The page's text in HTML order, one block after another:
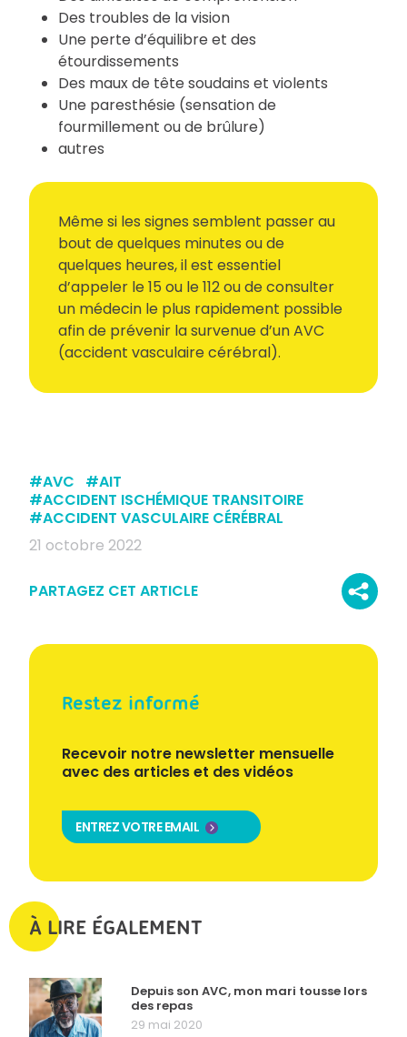
Restez informé
Recevoir notre newsletter mensuelle
avec des articles et des vidéos
ENTREZ VOTRE EMAIL
À LIRE ÉGALEMENT
Depuis son AVC, mon mari tousse lors
des repas
29 mai 2020
Des troubles de la vision
Une perte d’équilibre et des
étourdissements
Des maux de tête soudains et violents
Une paresthésie (sensation de
fourmillement ou de brûlure)
autres
Même si les signes semblent passer au
bout de quelques minutes ou de
quelques heures, il est essentiel
d’appeler le 15 ou le 112 ou de consulter
un médecin le plus rapidement possible
afin de prévenir la survenue d’un AVC
(accident vasculaire cérébral).
#AVC #AIT
#ACCIDENT ISCHÉMIQUE TRANSITOIRE
#ACCIDENT VASCULAIRE CÉRÉBRAL
21 octobre 2022
PARTAGEZ CET ARTICLE